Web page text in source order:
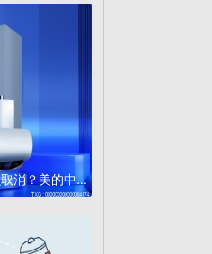
消？美的中...